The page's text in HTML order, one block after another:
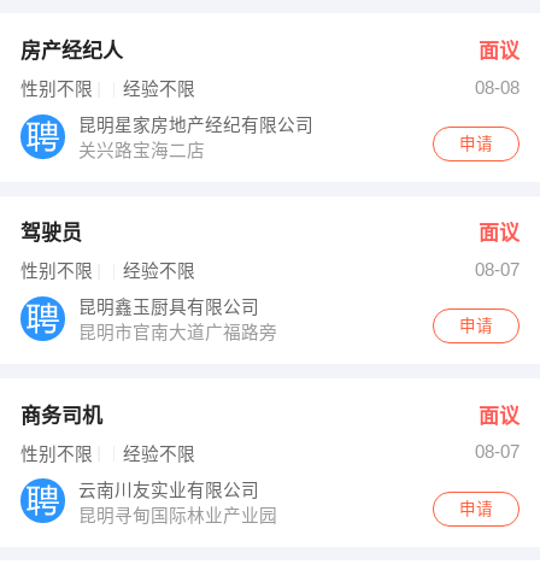
房产经纪人 面议
性别不限 经验不限
08-08
昆明星家房地产经纪有限公司
关兴路宝海二店
申请
驾驶员 面议
性别不限 经验不限
08-07
昆明鑫玉厨具有限公司
昆明市官南大道广福路旁
申请
商务司机 面议
性别不限 经验不限
08-07
云南川友实业有限公司
昆明寻甸国际林业产业园
申请